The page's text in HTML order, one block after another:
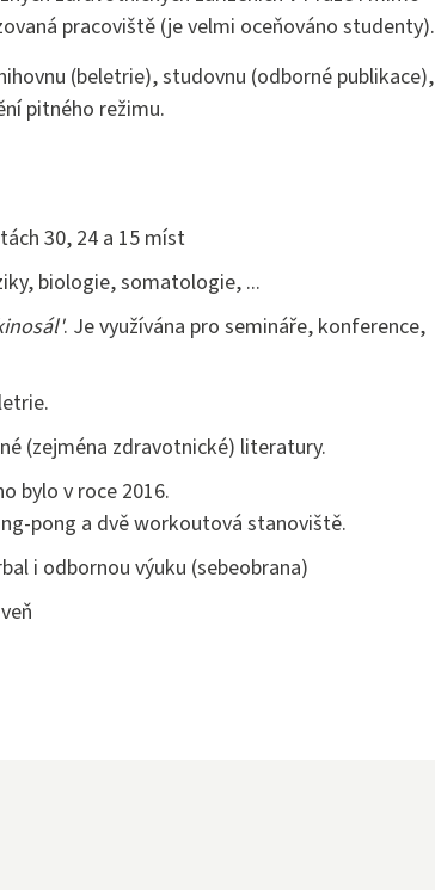
pracoviště (je velmi oceňováno studenty).
(beletrie), studovnu (odborné publikace),
pitného režimu.
30, 24 a 15 míst
biologie, somatologie, ...
. Je využívána pro semináře, konference,
(zejména zdravotnické) literatury.
bylo v roce 2016.
pong a dvě workoutová stanoviště.
i odbornou výuku (sebeobrana)